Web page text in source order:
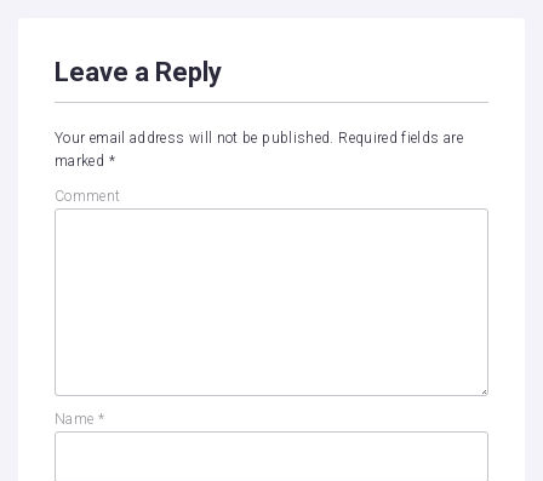
Leave a Reply
Your email address will not be published.
Required fields are
marked *
Comment
Name *